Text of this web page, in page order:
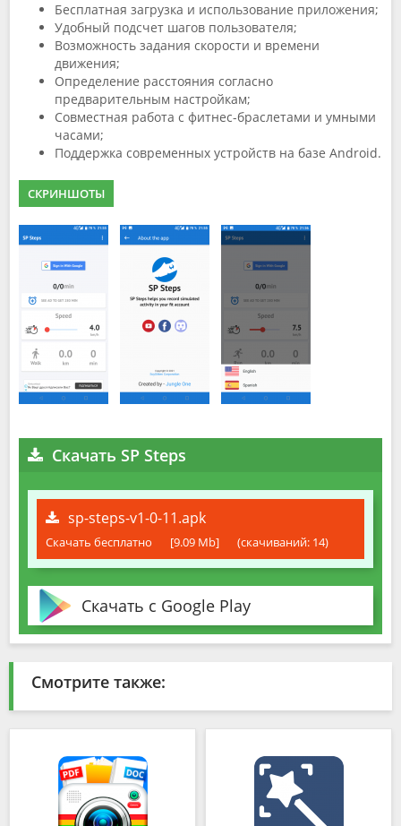
Бесплатная загрузка и использование приложения;
Удобный подсчет шагов пользователя;
Возможность задания скорости и времени
движения;
Определение расстояния согласно
предварительным настройкам;
Совместная работа с фитнес-браслетами и умными
часами;
Поддержка современных устройств на базе Android.
СКРИНШОТЫ
Скачать SP Steps
sp-steps-v1-0-11.apk
Скачать бесплатно [9.09 Mb] (cкачиваний: 14)
Скачать с Google Play
Смотрите также: